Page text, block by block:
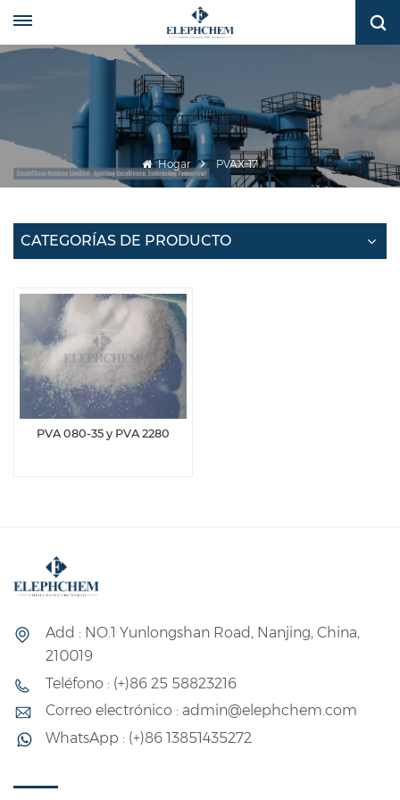
Hogar PVAX-17
CATEGORÍAS DE PRODUCTO
PVA 080-35 y PVA 2280
Add : NO.1 Yunlongshan Road, Nanjing, China,
210019
Teléfono : (+)86 25 58823216
Correo electrónico : admin@elephchem.com
WhatsApp : (+)86 13851435272